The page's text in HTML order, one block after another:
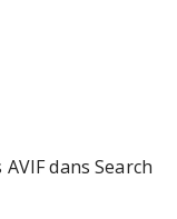
dans Search